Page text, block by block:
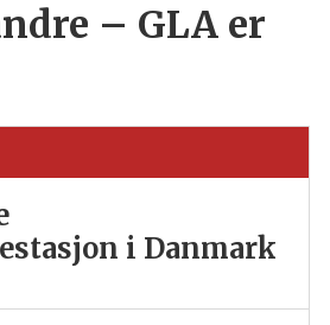
– GLA er
i Danmark